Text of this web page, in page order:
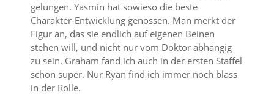
gelungen. Yasmin hat sowieso die beste
Charakter-Entwicklung genossen. Man merkt der
Figur an, das sie endlich auf eigenen Beinen
stehen will, und nicht nur vom Doktor abhängig
zu sein. Graham fand ich auch in der ersten Staffel
schon super. Nur Ryan find ich immer noch blass
in der Rolle.